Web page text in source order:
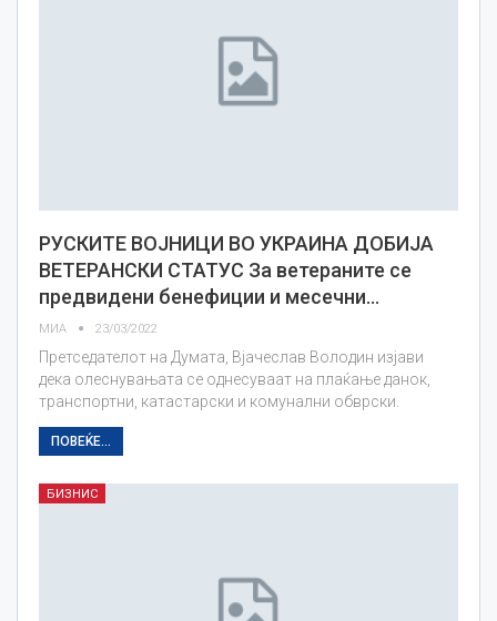
РУСКИТЕ ВОЈНИЦИ ВО УКРАИНА ДОБИЈА
ВЕТЕРАНСКИ СТАТУС За ветераните се
предвидени бенефиции и месечни…
МИА 23/03/2022
Претседателот на Думата, Вјачеслав Володин изјави
дека олеснувањата се однесуваат на плаќање данок,
транспортни, катастарски и комунални обврски.
ПОВЕЌЕ...
БИЗНИС